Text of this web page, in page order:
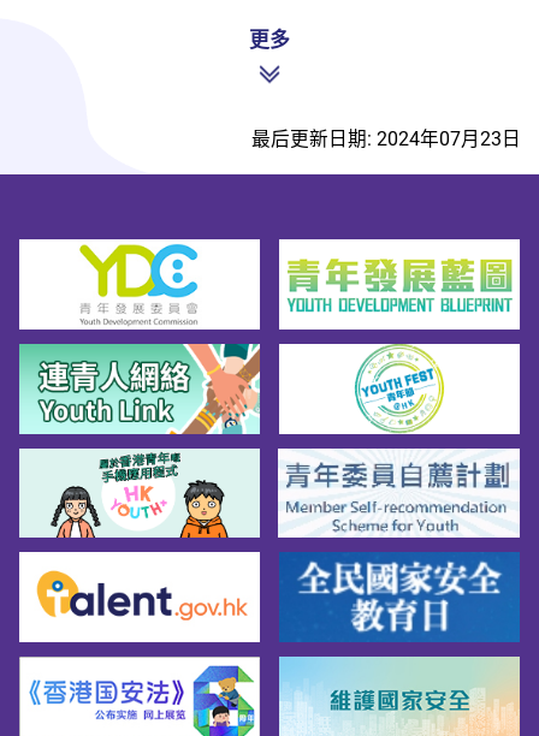
更多
最后更新日期: 2024年07月23日